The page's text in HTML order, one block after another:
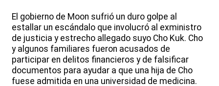
El gobierno de Moon sufrió un duro golpe al
estallar un escándalo que involucró al exministro
de justicia y estrecho allegado suyo Cho Kuk. Cho
y algunos familiares fueron acusados de
participar en delitos financieros y de falsificar
documentos para ayudar a que una hija de Cho
fuese admitida en una universidad de medicina.